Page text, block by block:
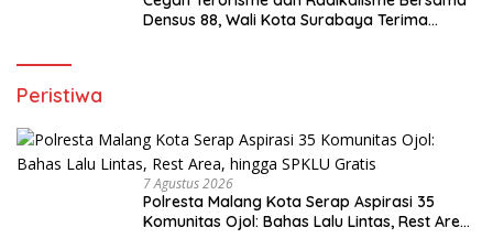
Densus 88, Wali Kota Surabaya Terima
Peristiwa
7 Agustus 2026
Polresta Malang Kota Serap Aspirasi 35
Komunitas Ojol: Bahas Lalu Lintas, Rest Area,